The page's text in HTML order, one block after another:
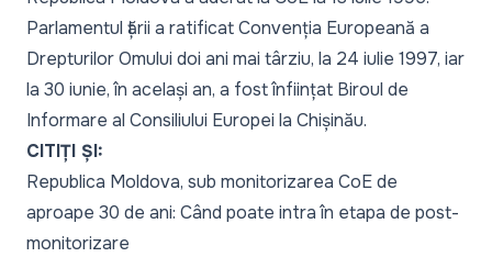
Parlamentul țării a ratificat Convenția Europeană a
Drepturilor Omului doi ani mai târziu, la 24 iulie 1997, iar
la 30 iunie, în același an, a fost înființat Biroul de
Informare al Consiliului Europei la Chișinău.
CITIȚI ȘI:
Republica Moldova, sub monitorizarea CoE de
aproape 30 de ani: Când poate intra în etapa de post-
monitorizare